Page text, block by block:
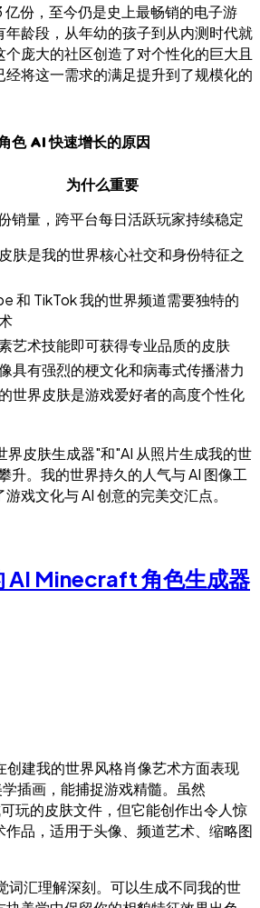
亿份，至今仍是史上最畅销的电子游
年龄段，从年幼的孩子到从内测时代就
庞大的社区创造了对个性化的巨大且
将这一需求的满足提升到了规模化的
色 AI 快速增长的原因
为什么重要
销量，跨平台每日活跃玩家持续稳定
肤是我的世界核心社交和身份特征之
和 TikTok 我的世界频道需要独特的
艺术技能即可获得专业品质的皮肤
具有强烈的梗文化和病毒式传播潜力
世界皮肤是游戏爱好者的高度个性化
界皮肤生成器"和"AI 从照片生成我的世
升。我的世界持久的人气与 AI 图像工
戏文化与 AI 创意的完美交汇点。
AI Minecraft 角色生成器
建我的世界风格肖像艺术方面表现
插画，能捕捉游戏精髓。虽然
玩的皮肤文件，但它能创作出令人惊
品，适用于头像、频道艺术、缩略图
词汇理解深刻。可以生成不同我的世